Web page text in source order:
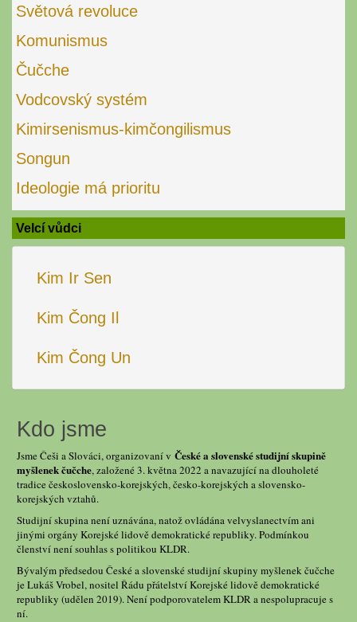
Světová revoluce
Komunismus
Čučche
Vodcovský systém
Kimirsenismus-kimčongilismus
Songun
Ideologie má prioritu
Velcí vůdci
Kim Ir Sen
Kim Čong Il
Kim Čong Un
Kdo jsme
Jsme Češi a Slováci, organizovaní v České a slovenské studijní skupině
myšlenek čučche, založené 3. května 2022 a navazující na dlouholeté
tradice československo-korejských, česko-korejských a slovensko-
korejských vztahů.
Studijní skupina není uznávána, natož ovládána velvyslanectvím ani
jinými orgány Korejské lidově demokratické republiky. Podmínkou
členství není souhlas s politikou KLDR.
Bývalým předsedou České a slovenské studijní skupiny myšlenek čučche
je Lukáš Vrobel, nositel Řádu přátelství Korejské lidově demokratické
republiky (udělen 2019). Není podporovatelem KLDR a nespolupracuje s
ní.